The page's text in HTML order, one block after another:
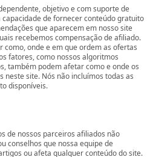
objetivo e com suporte de
de fornecer conteúdo gratuito
que aparecem em nosso site
recebemos compensação de afiliado.
como, onde e em que ordem as ofertas
fatores, como nossos algoritmos
também podem afetar como e onde os
neste site. Nós não incluímos todas as
disponíveis.
de nossos parceiros afiliados não
conselhos que nossa equipe de
ou afeta qualquer conteúdo do site.